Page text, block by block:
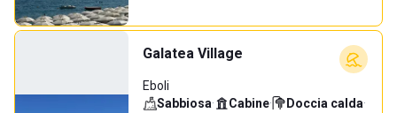
Galatea Village
Eboli
Sabbiosa· Cabine· Doccia calda·